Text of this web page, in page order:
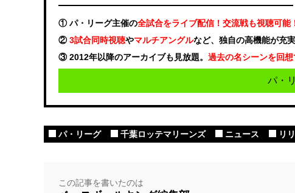
① パ・リーグ主催の全試合をライブ配信！交流戦も視聴可能
②3試合同時視聴やマルチアングルなど、独自の高機能が充実
③ 2012年以降のアーカイブも見放題。 過去の名シーンを回想
パ・
パ・リーグ 千葉ロッテマリーンズ ニュース リ
この記事を書いたのは